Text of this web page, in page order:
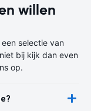
willen
selectie van
bij kijk dan even
op.